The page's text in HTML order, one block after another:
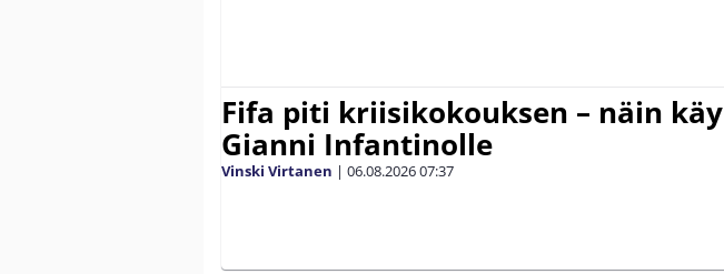
Fifa piti kriisikokouksen – näin käy
Gianni Infantinolle
Vinski Virtanen | 06.08.202607:37